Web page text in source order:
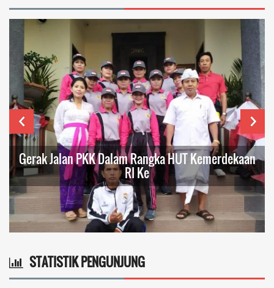
Gerak Jalan PKK Dalam Rangka HUT Kemerdekaan
RI Ke
STATISTIK PENGUNJUNG